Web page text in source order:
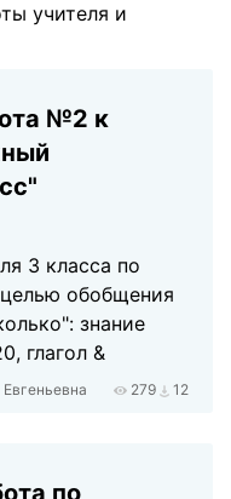
учителя и
№2 к
3 класса по
обобщения
знание
глагол &
279 12
по